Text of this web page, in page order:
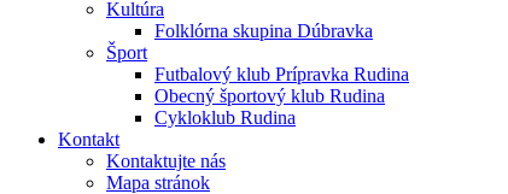
Kultúra
Folklórna skupina Dúbravka
Šport
Futbalový klub Prípravka Rudina
Obecný športový klub Rudina
Cykloklub Rudina
Kontakt
Kontaktujte nás
Mapa stránok